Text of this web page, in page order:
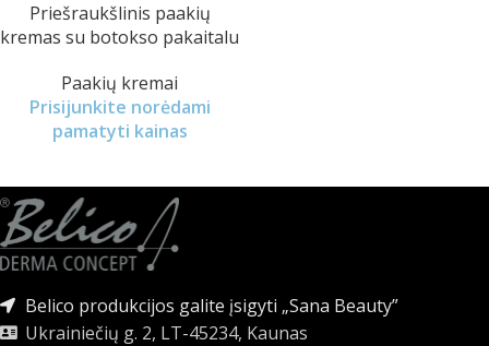
Priešraukšlinis paakių
kremas su botokso pakaitalu
Paakių kremai
Prisijunkite norėdami
pamatyti kainas
Belico produkcijos galite įsigyti „Sana Beauty”
Ukrainiečių g. 2, LT-45234, Kaunas